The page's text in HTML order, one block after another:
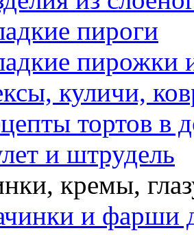
пироги
пирожки
куличи,
тортов в
и штрудель
кремы,
и фарши